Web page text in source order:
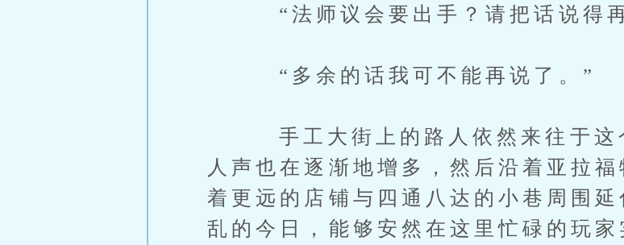
“法师议会要出手？请把话说得
“多余的话我可不能再说了。”
手工大街上的路人依然来往于这
人声也在逐渐地增多，然后沿着亚拉
着更远的店铺与四通八达的小巷周围
乱的今日，能够安然在这里忙碌的玩